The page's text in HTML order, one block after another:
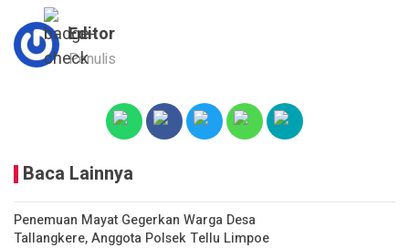
Editor
Penulis
Baca Lainnya
Penemuan Mayat Gegerkan Warga Desa
Tallangkere, Anggota Polsek Tellu Limpoe